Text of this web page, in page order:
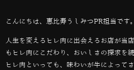
こんにちは、恵比寿うしみつPR担当です。
人生を変えるヒレ肉に出会えるお店が当
もヒレ肉にこだわり、おいしさの探求を
ヒレ肉といっても、味わいが牛によって